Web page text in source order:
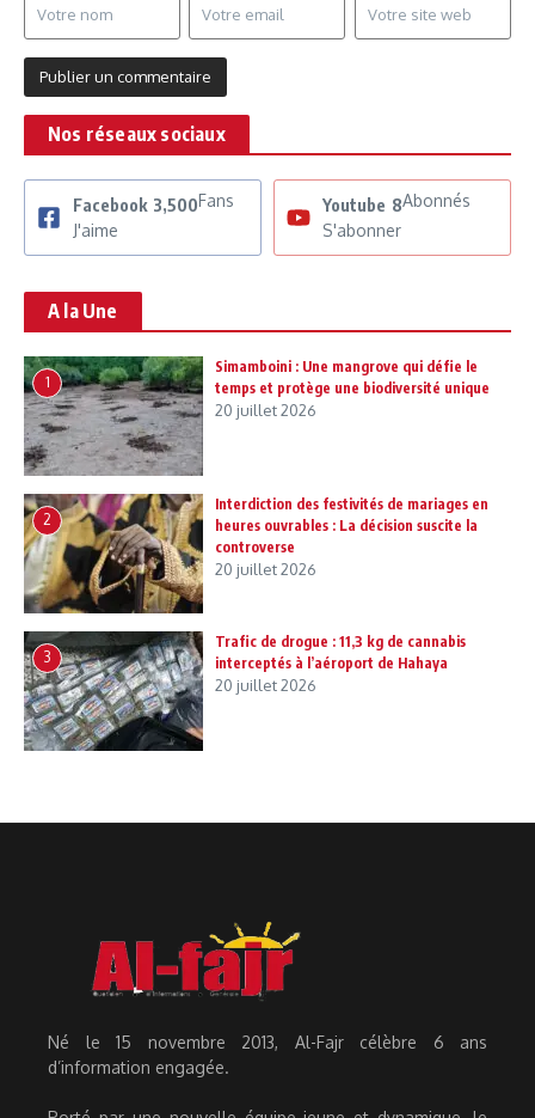
Nos réseaux sociaux
Facebook 3,500Fans
J'aime
Youtube 8Abonnés
S'abonner
A la Une
1
Simamboini : Une mangrove qui défie le
temps et protège une biodiversité unique
20 juillet 2026
2
Interdiction des festivités de mariages en
heures ouvrables : La décision suscite la
controverse
20 juillet 2026
3
Trafic de drogue : 11,3 kg de cannabis
interceptés à l’aéroport de Hahaya
20 juillet 2026
Né le 15 novembre 2013, Al-Fajr célèbre 6 ans
d’information engagée.